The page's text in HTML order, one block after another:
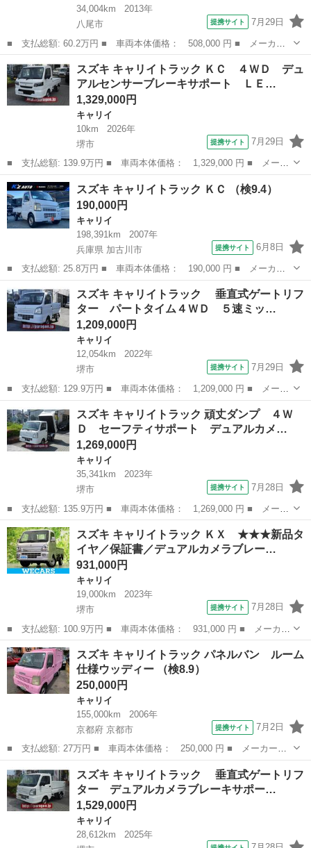
34,004km
2013年
八尾市
提携サイト 7月29日
■ 支払総額: 60.2万円 ■ 車両本体価格： 508,000 円 ■ メーカー
名： スズキ ■ 車種名： キャリイトラック ■ グレード名： Ｋ
Ｃエアコン・パワステ ＭＴ車 ＦＭ ＡＭラジオ ドアバイザー
エアコン ...
大阪 八尾市 キャリイ
スズキ キャリイトラック ＫＣ ４ＷＤ デュ
アルセンサーブレーキサポート ＬＥ…
1,329,000円
キャリイ
10km
2026年
堺市
提携サイト 7月29日
■ 支払総額: 139.9万円 ■ 車両本体価格： 1,329,000 円 ■ メーカ
ー名： スズキ ■ 車種名： キャリイトラック ■ グレード名：
ＫＣ ４ＷＤ デュアルセンサーブレーキサポート ＬＥＤヘッドラ
イト キ...
大阪 堺市 キャリイ
スズキ キャリイトラック ＫＣ （検9.4）
190,000円
キャリイ
198,391km
2007年
兵庫県 加古川市
提携サイト 6月8日
■ 支払総額: 25.8万円 ■ 車両本体価格： 190,000 円 ■ メーカー
名： スズキ ■ 車種名： キャリイトラック ■ グレード名： Ｋ
Ｃ ■ 排気量： 660cc ■ ドア枚数： 2D ■ ミッション： MT...
兵庫 加古川市 キャリイ
スズキ キャリイトラック 垂直式ゲートリフ
ター パートタイム４ＷＤ ５速ミッ…
1,209,000円
キャリイ
12,054km
2022年
堺市
提携サイト 7月29日
■ 支払総額: 129.9万円 ■ 車両本体価格： 1,209,000 円 ■ メーカ
ー名： スズキ ■ 車種名： キャリイトラック ■ グレード
名： 垂直式ゲートリフター パートタイム４ＷＤ ５速ミッショ
ン エアコン ...
大阪 堺市 キャリイ
スズキ キャリイトラック 頑丈ダンプ ４Ｗ
Ｄ セーフティサポート デュアルカメ…
1,269,000円
キャリイ
35,341km
2023年
堺市
提携サイト 7月28日
■ 支払総額: 135.9万円 ■ 車両本体価格： 1,269,000 円 ■ メーカ
ー名： スズキ ■ 車種名： キャリイトラック ■ グレード名：
頑丈ダンプ ４ＷＤ セーフティサポート デュアルカメラブレーキ
サポート...
大阪 堺市 キャリイ
スズキ キャリイトラック ＫＸ ★★★新品タ
イヤ／保証書／デュアルカメラブレー…
931,000円
キャリイ
19,000km
2023年
堺市
提携サイト 7月28日
■ 支払総額: 100.9万円 ■ 車両本体価格： 931,000 円 ■ メーカー
名： スズキ ■ 車種名： キャリイトラック ■ グレード名： Ｋ
Ｘ ★★★新品タイヤ／保証書／デュアルカメラブレーキサポート
（スズキ）／...
大阪 堺市 キャリイ
スズキ キャリイトラック パネルバン ルーム
仕様ウッディー （検8.9）
250,000円
キャリイ
155,000km
2006年
京都府 京都市
提携サイト 7月2日
■ 支払総額: 27万円 ■ 車両本体価格： 250,000 円 ■ メーカー
名： スズキ ■ 車種名： キャリイトラック ■ グレード名： パ
ネルバン ルーム仕様ウッディー ■ 排気量： 660cc ■ ドア枚
数： 2D...
京都 京都市 キャリイ
スズキ キャリイトラック 垂直式ゲートリフ
ター デュアルカメラブレーキサポー…
1,529,000円
キャリイ
28,612km
2025年